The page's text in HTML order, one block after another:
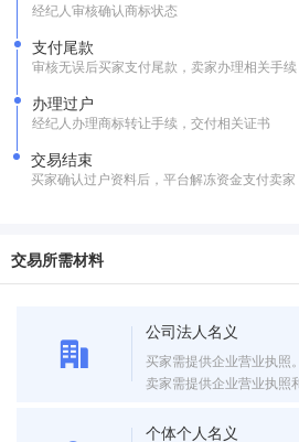
经纪人审核确认商标状态
支付尾款
审核无误后买家支付尾款，卖家办理相关手续
办理过户
经纪人办理商标转让手续，交付相关证书
交易结束
买家确认过户资料后，平台解冻资金支付卖家
交易所需材料
公司法人名义
买家需提供企业营业执照。
卖家需提供企业营业执照
个体个人名义